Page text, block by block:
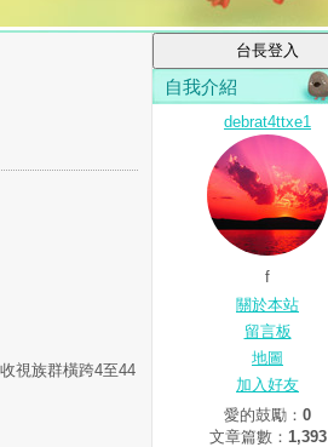
視族群橫跨4至44
自我介紹
debrat4ttxe1
f
關於本站
留言板
地圖
加入好友
愛的鼓勵： 0
文章篇數： 1,393